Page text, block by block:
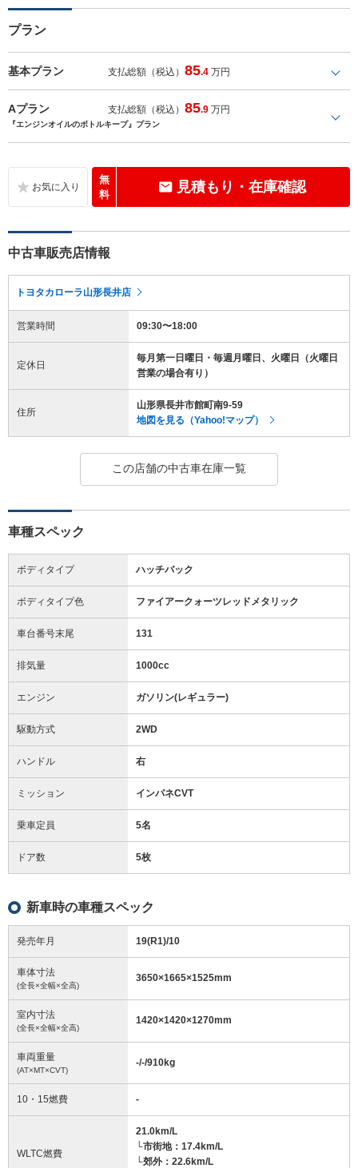
プラン
基本プラン 支払総額（税込）85.4 万円
Aプラン 支払総額（税込）85.9 万円
『エンジンオイルのボトルキープ』プラン
無
料
見積もり・在庫確認
中古車販売店情報
トヨタカローラ山形長井店
営業時間 09:30〜18:00
定休日
毎月第一日曜日・毎週月曜日、火曜日（火曜日
営業の場合有り）
住所
山形県長井市館町南9-59
地図を見る（Yahoo!マップ）
この店舗の中古車在庫一覧
車種スペック
ボディタイプ ハッチバック
ボディタイプ色 ファイアークォーツレッドメタリック
車台番号末尾 131
排気量 1000cc
エンジン ガソリン(レギュラー)
駆動方式 2WD
ハンドル 右
ミッション インパネCVT
乗車定員 5名
ドア数 5枚
新車時の車種スペック
発売年月 19(R1)/10
車体寸法
(全長×全幅×全高)
3650×1665×1525mm
室内寸法
(全長×全幅×全高)
1420×1420×1270mm
車両重量
(AT×MT×CVT)
-/-/910kg
10・15燃費 -
WLTC燃費
21.0km/L
└市街地：17.4km/L
└郊外：22.6km/L